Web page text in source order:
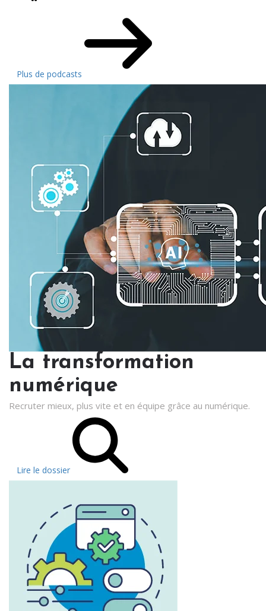
Plus de podcasts
La transformation
numérique
Recruter mieux, plus vite et en équipe grâce au numérique.
Lire le dossier